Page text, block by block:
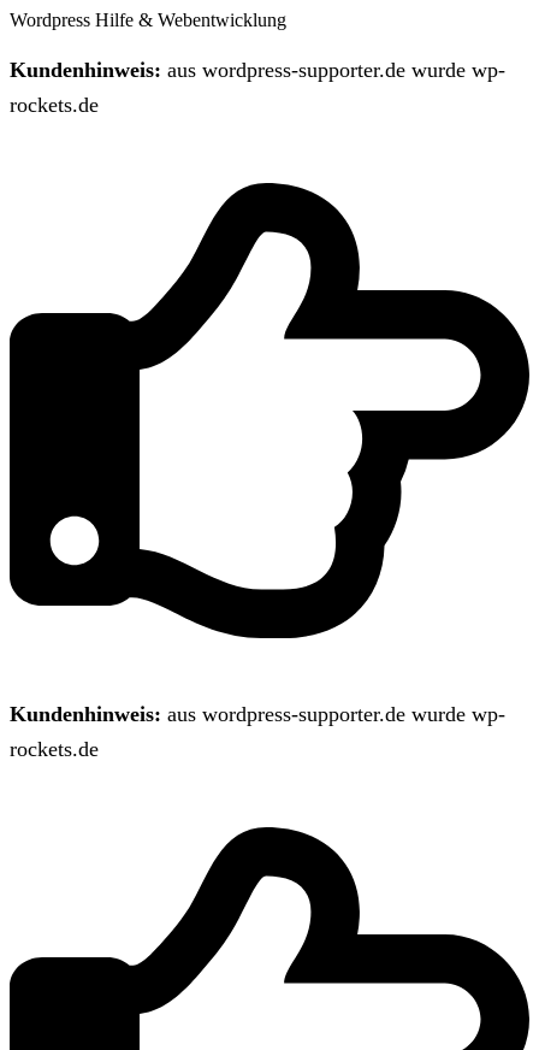
Wordpress Hilfe & Webentwicklung
Kundenhinweis: aus wordpress-supporter.de wurde wp-
rockets.de
Kundenhinweis: aus wordpress-supporter.de wurde wp-
rockets.de